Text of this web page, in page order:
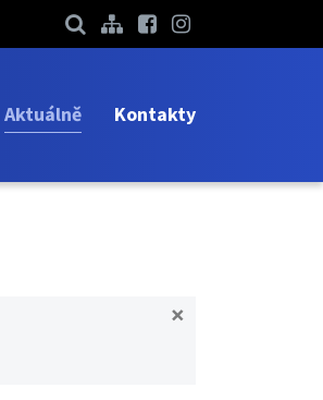
Aktuálně Kontakty
×